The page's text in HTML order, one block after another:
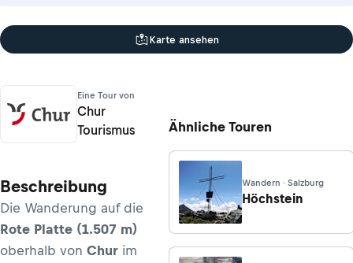
Karte ansehen
Eine Tour von
Chur
Tourismus
Beschreibung
Die Wanderung auf die
Rote Platte (1.507 m)
oberhalb von Chur im
Ähnliche Touren
Wandern · Salzburg
Höchstein